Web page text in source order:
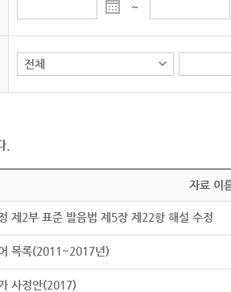
~
.
자료 이
제2부 표준 발음법 제5장 제22항 해설 수정
목록(2011~2017년)
사정안(2017)